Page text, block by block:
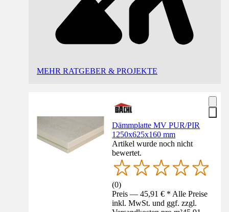
MEHR RATGEBER & PROJEKTE
Dämmplatte MV PUR/PIR
1250x625x160 mm
Artikel wurde noch nicht
bewertet.
(0)
Preis — 45,91 € * Alle Preise
inkl. MwSt. und ggf. zzgl.